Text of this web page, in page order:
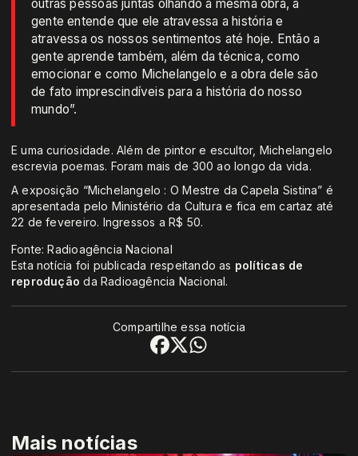
outras pessoas juntas olhando a mesma obra, a
gente entende que ele atravessa a história e
atravessa os nossos sentimentos até hoje. Então a
gente aprende também, além da técnica, como
emocionar e como Michelangelo e a obra dele são
de fato imprescindíveis para a história do nosso
mundo”.
E uma curiosidade. Além de pintor e escultor, Michelangelo
escrevia poemas. Foram mais de 300 ao longo da vida.
A exposição “Michelangelo : O Mestre da Capela Sistina” é
apresentada pelo Ministério da Cultura e fica em cartaz até
22 de fevereiro. Ingressos a R$ 50.
Fonte: Radioagência Nacional
Esta notícia foi publicada respeitando as políticas de
reprodução da Radioagência Nacional.
Compartilhe essa notícia
Mais notícias